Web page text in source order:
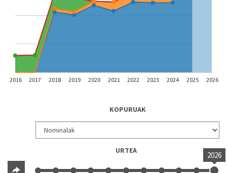
2016 2017 2018 2019 2020 2021 2022 2023 2024 2025 2026
KOPURUAK
URTEA 2026